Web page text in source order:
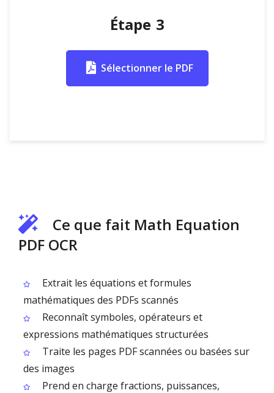
Étape 3
Sélectionner le PDF
Ce que fait Math Equation
PDF OCR
Extrait les équations et formules
mathématiques des PDFs scannés
Reconnaît symboles, opérateurs et
expressions mathématiques structurées
Traite les pages PDF scannées ou basées sur
des images
Prend en charge fractions, puissances,